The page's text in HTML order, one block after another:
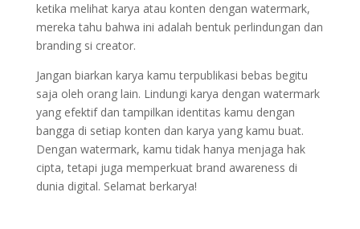
ketika melihat karya atau konten dengan watermark,
mereka tahu bahwa ini adalah bentuk perlindungan dan
branding si creator.
Jangan biarkan karya kamu terpublikasi bebas begitu
saja oleh orang lain. Lindungi karya dengan watermark
yang efektif dan tampilkan identitas kamu dengan
bangga di setiap konten dan karya yang kamu buat.
Dengan watermark, kamu tidak hanya menjaga hak
cipta, tetapi juga memperkuat brand awareness di
dunia digital. Selamat berkarya!